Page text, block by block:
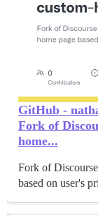
GitHub -
Fork of
home...
Fork of
based on user's